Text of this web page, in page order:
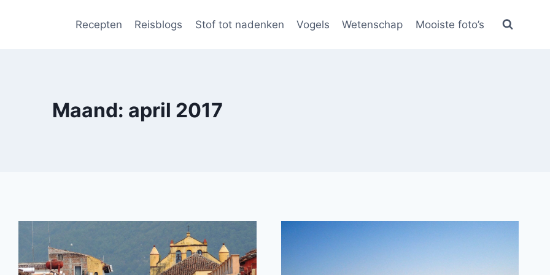
Recepten Reisblogs Stof tot nadenken Vogels Wetenschap Mooiste foto’s
Maand: april 2017